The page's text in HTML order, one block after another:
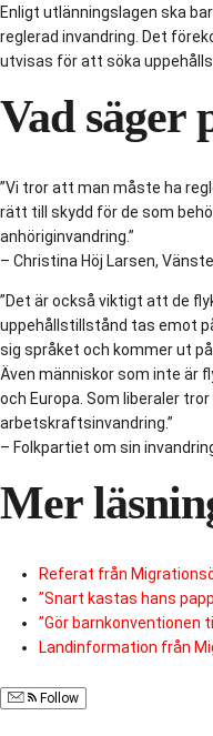
Enligt utlänningslagen ska
reglerad invandring. Det
utvisas för att söka
Vad säger
”Vi tror att man måste ha
rätt till skydd för de som
anhöriginvandring.”
– Christina Höj Larsen,
”Det är också viktigt att de
uppehållstillstånd tas emot
sig språket och kommer ut
Även människor som inte är
och Europa. Som liberaler tror
arbetskraftsinvandring.”
– Folkpartiet om sin
Mer
Referat från
”Snart kastas hans
”Gör barnkonventionen
Landinformation från
Follow